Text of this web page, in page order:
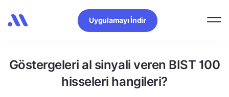
Uygulamayı İndir
Göstergeleri al sinyali veren BIST 100
hisseleri hangileri?